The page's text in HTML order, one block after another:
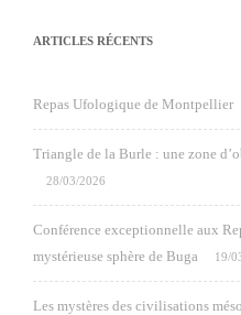
ARTICLES RÉCENTS
Repas Ufologique de Montpellier
Triangle de la Burle : une zone
28/03/2026
Conférence exceptionnelle aux
mystérieuse sphère de Buga
19/
Les mystères des civilisations